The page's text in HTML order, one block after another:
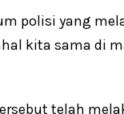
polisi yang
kita sama di
telah